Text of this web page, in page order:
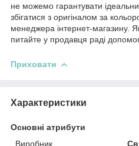
не можемо гарантувати
збігатися з оригіналом за
менеджера інтернет-магазину.
питайте у продавця раді
Приховати
Характеристики
Основні атрибути
Виробник